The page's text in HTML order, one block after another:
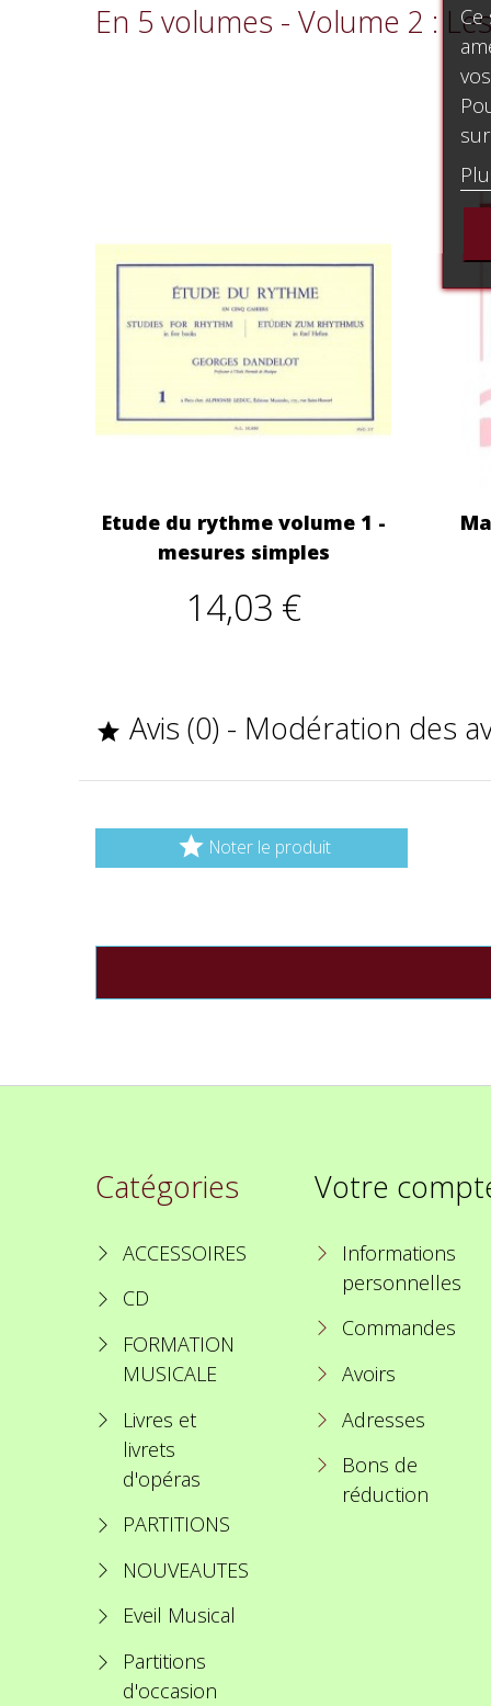
En 5 volumes - Volume 2 :
Etude du rythme volume 1 -
mesures simples
14,03 €
 Avis (0) - Modération des
 Noter le produit
Catégories
ACCESSOIRES
CD
FORMATION
MUSICALE
Livres et
livrets
d'opéras
PARTITIONS
NOUVEAUTES
Eveil Musical
Partitions
d'occasion
Votre
Informations
personnelles
Commandes
Avoirs
Adresses
Bons de
réduction